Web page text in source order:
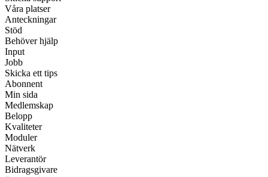
Våra platser
Anteckningar
Stöd
Behöver hjälp
Input
Jobb
Skicka ett tips
Abonnent
Min sida
Medlemskap
Belopp
Kvaliteter
Moduler
Nätverk
Leverantör
Bidragsgivare